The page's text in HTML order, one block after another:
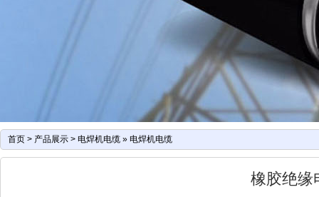
首页 > 产品展示 > 电焊机电缆 » 电焊机电缆
橡胶绝缘